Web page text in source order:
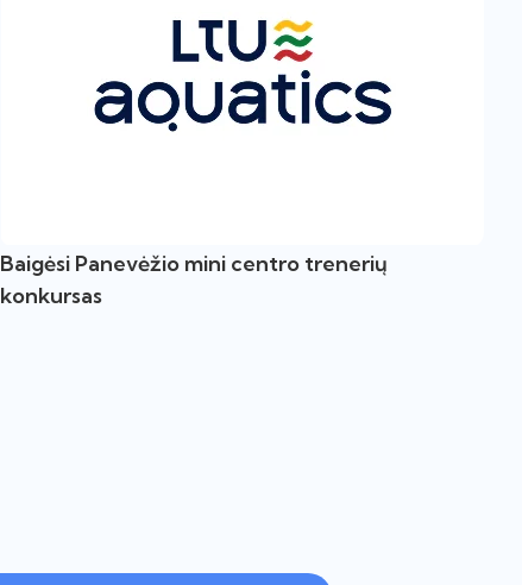
Baigėsi Panevėžio mini centro trenerių
konkursas